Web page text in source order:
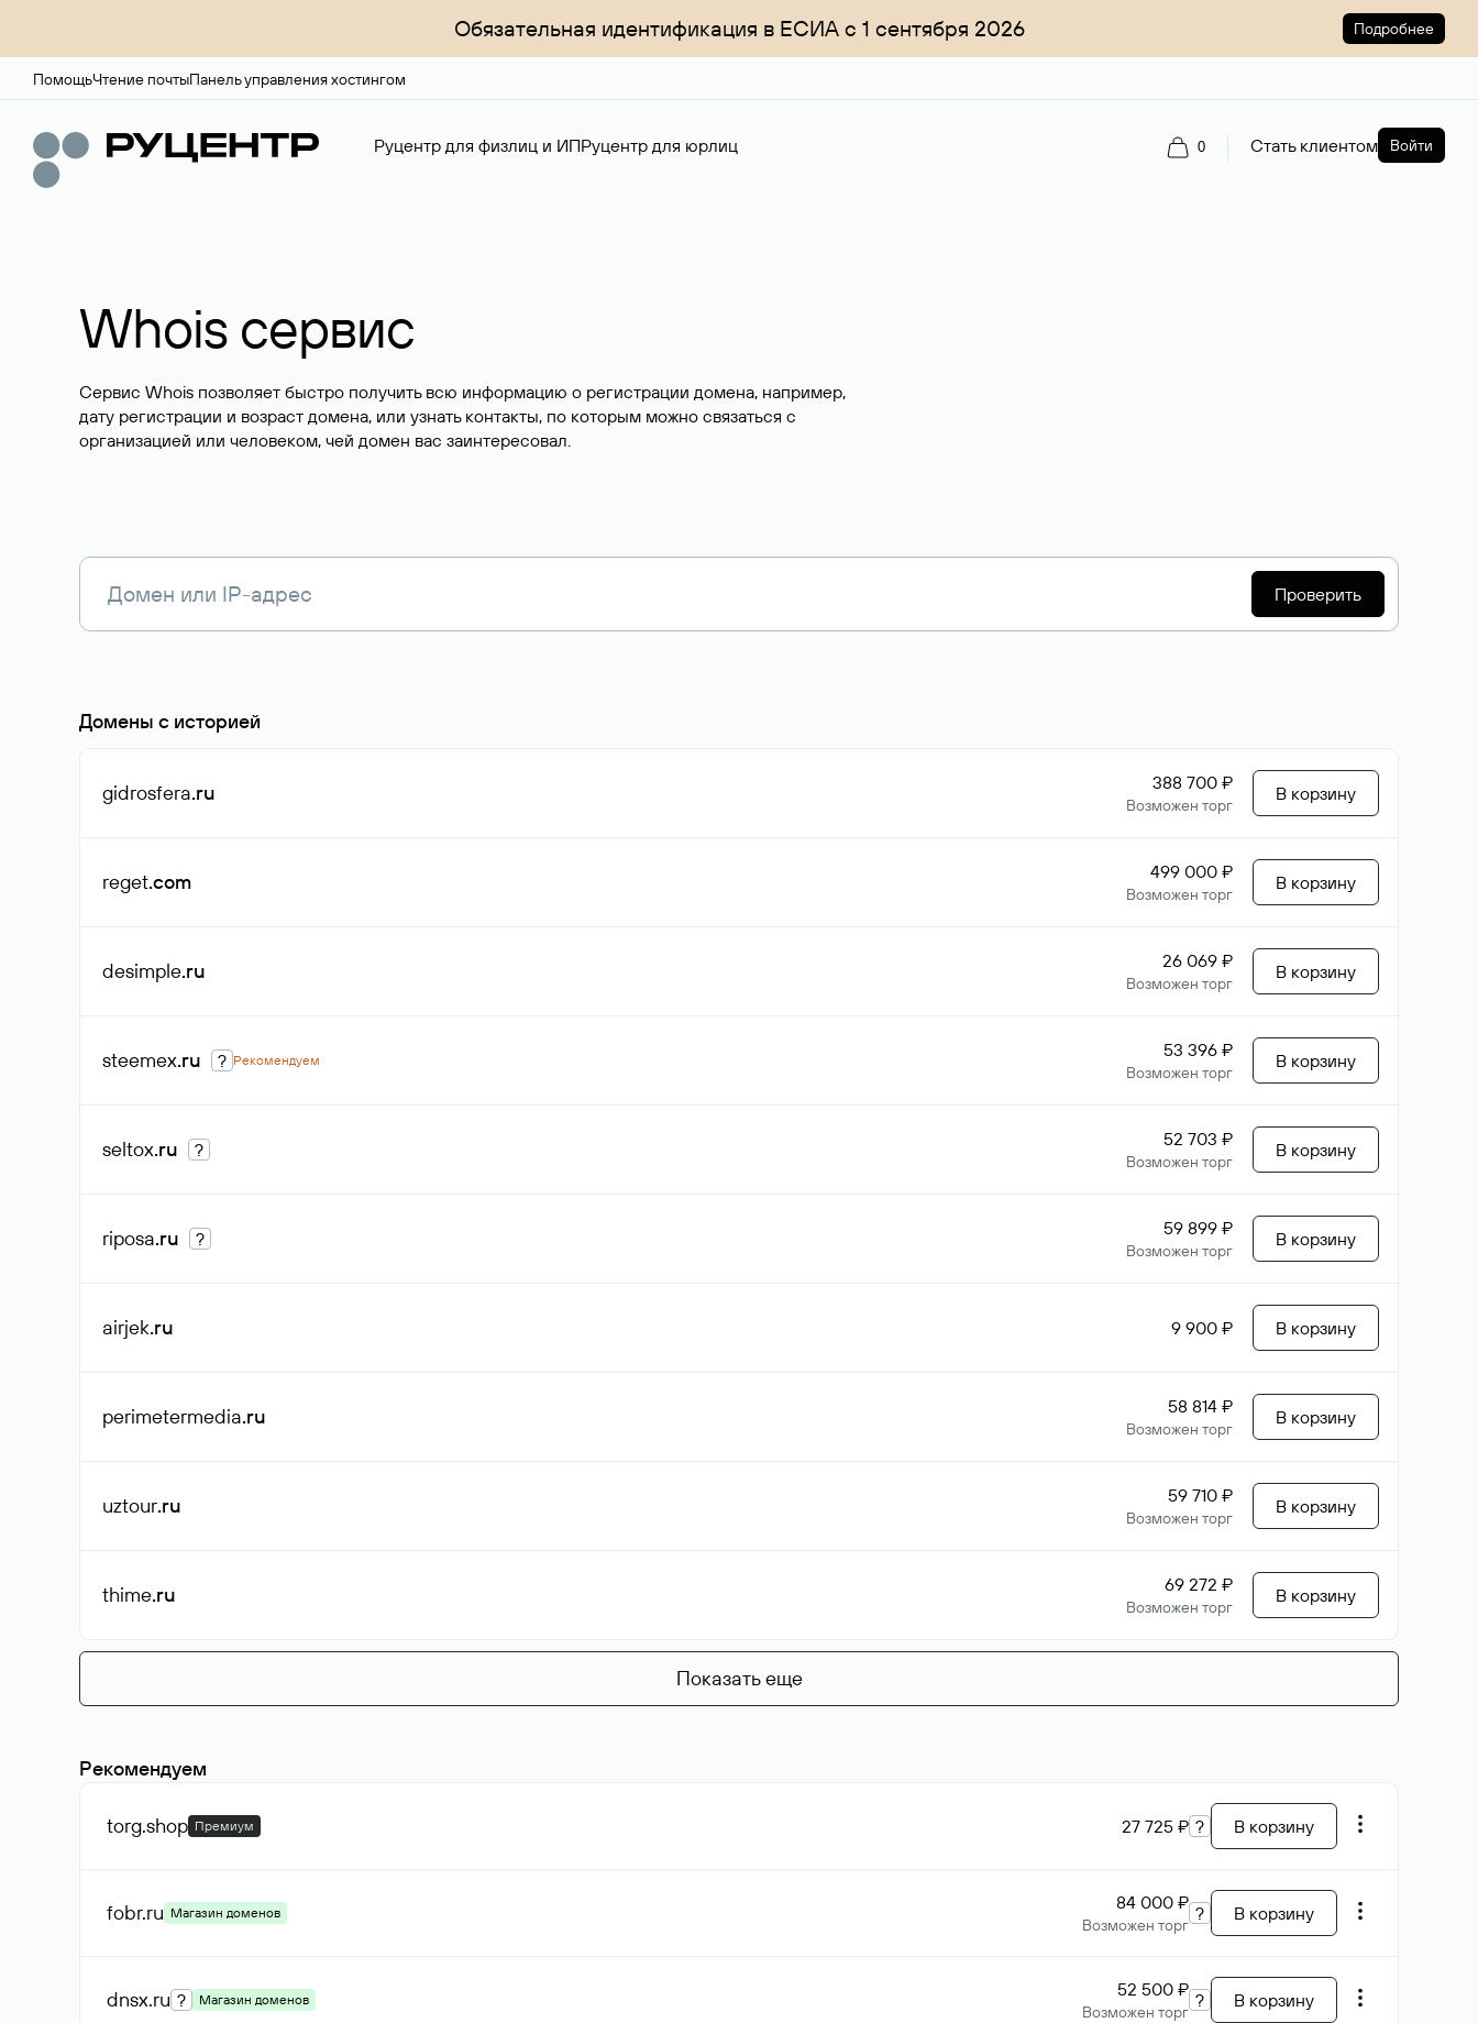
Обязательная идентификация в ЕСИА с 1 сентября 2026 Подробнее
ПомощьЧтение почтыПанель управления хостингом
Руцентр для физлиц и ИПРуцентр для юрлиц 0 Стать клиентом Войти
Whois сервис
Сервис Whois позволяет быстро получить всю информацию о регистрации домена, например,
дату регистрации и возраст домена, или узнать контакты, по которым можно связаться с
организацией или человеком, чей домен вас заинтересовал.
Проверить
Домены с историей
gidrosfera.ru 388 700 ₽
Возможен торг
В корзину
reget.com 499 000 ₽
Возможен торг
В корзину
desimple.ru 26 069 ₽
Возможен торг
В корзину
steemex.ru ? Рекомендуем 53 396 ₽
Возможен торг
В корзину
seltox.ru ? 52 703 ₽
Возможен торг
В корзину
riposa.ru ? 59 899 ₽
Возможен торг
В корзину
airjek.ru 9 900 ₽ В корзину
perimetermedia.ru 58 814 ₽
Возможен торг
В корзину
uztour.ru 59 710 ₽
Возможен торг
В корзину
thime.ru 69 272 ₽
Возможен торг
В корзину
Показать еще
Рекомендуем
torg.shop Премиум 27 725 ₽ ? В корзину
fobr.ru Магазин доменов 84 000 ₽
Возможен торг
? В корзину
dnsx.ru ? Магазин доменов 52 500 ₽
Возможен торг
? В корзину